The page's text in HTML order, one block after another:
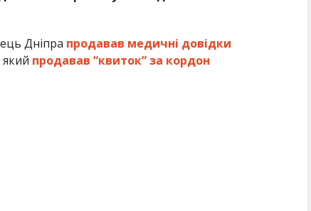
Дніпра продавав медичні довідки
продавав “квиток” за кордон